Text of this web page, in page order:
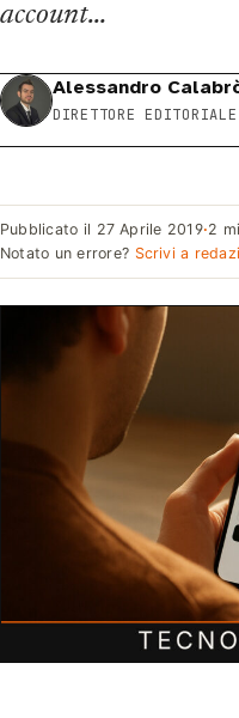
account…
Alessandro
DIRETTORE EDITORIALE
Pubblicato il 27 Aprile 2019·2
Notato un errore? Scrivi a